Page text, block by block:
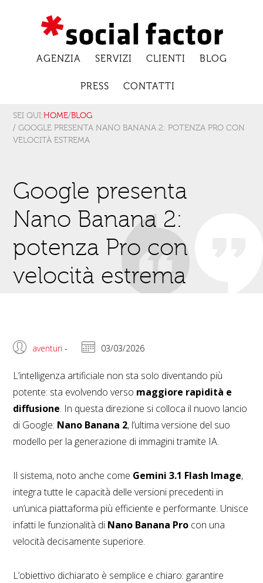
AGENZIA SERVIZI CLIENTI BLOG
PRESS CONTATTI
SEI QUI:HOME/BLOG
/ GOOGLE PRESENTA NANO BANANA 2: POTENZA PRO CON
VELOCITÀ ESTREMA
Google presenta
Nano Banana 2:
potenza Pro con
velocità estrema
aventuri - 03/03/2026
L’intelligenza artificiale non sta solo diventando più
potente: sta evolvendo verso maggiore rapidità e
diffusione. In questa direzione si colloca il nuovo lancio
di Google: Nano Banana 2, l’ultima versione del suo
modello per la generazione di immagini tramite IA.
Il sistema, noto anche come Gemini 3.1 Flash Image,
integra tutte le capacità delle versioni precedenti in
un’unica piattaforma più efficiente e performante. Unisce
infatti le funzionalità di Nano Banana Pro con una
velocità decisamente superiore.
L’obiettivo dichiarato è semplice e chiaro: garantire